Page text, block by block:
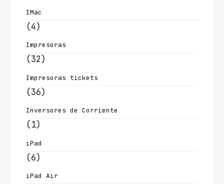
IMac
(4)
Impresoras
(32)
Impresoras tickets
(36)
Inversores de Corriente
(1)
iPad
(6)
iPad Air